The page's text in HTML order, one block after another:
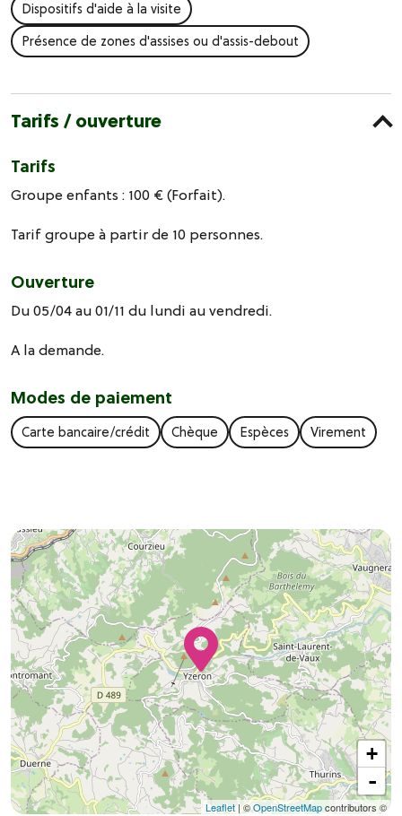
Dispositifs d'aide à la visite
Présence de zones d'assises ou d'assis-debout
Tarifs / ouverture
Tarifs
Groupe enfants : 100 € (Forfait).
Tarif groupe à partir de 10 personnes.
Ouverture
Du 05/04 au 01/11 du lundi au vendredi.
A la demande.
Modes de paiement
Carte bancaire/crédit Chèque Espèces Virement
+
-
Leaflet | ©OpenStreetMapcontributors ©